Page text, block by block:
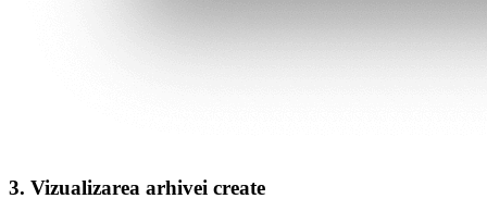
3. Vizualizarea arhivei create